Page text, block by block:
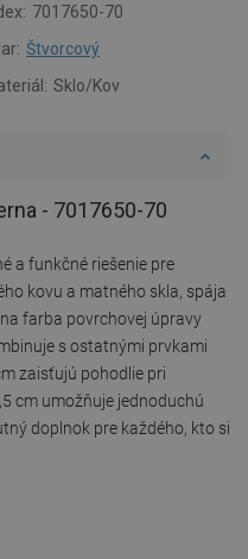
7017650-70
Štvorcový
Sklo/Kov
- 7017650-70
a funkčné riešenie pre
kovu a matného skla, spája
farba povrchovej úpravy
s ostatnými prvkami
zaisťujú pohodlie pri
cm umožňuje jednoduchú
doplnok pre každého, kto si